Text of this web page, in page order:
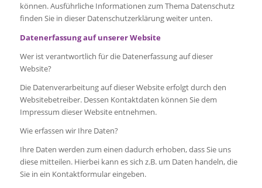
können. Ausführliche Informationen zum Thema Datenschutz
finden Sie in dieser Datenschutzerklärung weiter unten.
Datenerfassung auf unserer Website
Wer ist verantwortlich für die Datenerfassung auf dieser
Website?
Die Datenverarbeitung auf dieser Website erfolgt durch den
Websitebetreiber. Dessen Kontaktdaten können Sie dem
Impressum dieser Website entnehmen.
Wie erfassen wir Ihre Daten?
Ihre Daten werden zum einen dadurch erhoben, dass Sie uns
diese mitteilen. Hierbei kann es sich z.B. um Daten handeln, die
Sie in ein Kontaktformular eingeben.